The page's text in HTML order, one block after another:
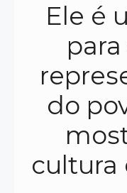
Ele é
do
cultura